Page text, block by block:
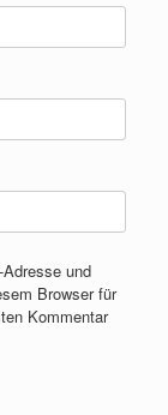
und
Browser für
Kommentar